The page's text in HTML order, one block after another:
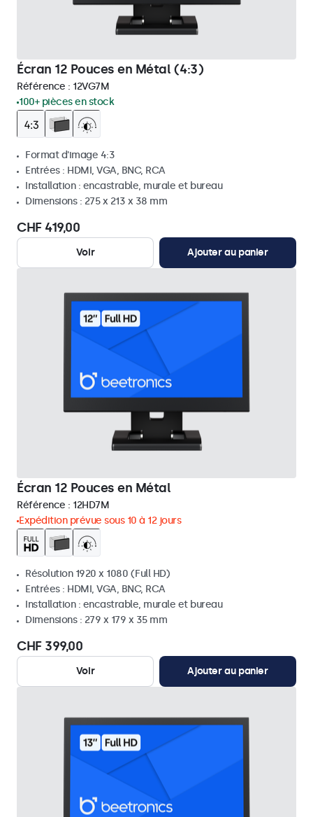
Écran 12 Pouces en Métal (4:3)
Référence : 12VG7M
100+ pièces en stock
Format d'image 4:3
Entrées : HDMI, VGA, BNC, RCA
Installation : encastrable, murale et bureau
Dimensions : 275 x 213 x 38 mm
CHF 419,00
Voir Ajouter au panier
Écran 12 Pouces en Métal
Référence : 12HD7M
Expédition prévue sous 10 à 12 jours
Résolution 1920 x 1080 (Full HD)
Entrées : HDMI, VGA, BNC, RCA
Installation : encastrable, murale et bureau
Dimensions : 279 x 179 x 35 mm
CHF 399,00
Voir Ajouter au panier